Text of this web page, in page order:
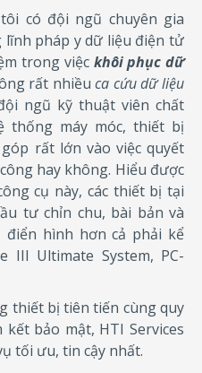
có đội ngũ chuyên gia
pháp y dữ liệu điện tử
trong việc khôi phục dữ
rất nhiềuca cứu dữ liệu
ngũ kỹ thuật viên chất
máy móc, thiết bị
rất lớn vào việc quyết
hay không. Hiểu được
cụ này, các thiết bị tại
tư chỉn chu, bài bản và
hình hơn cả phải kể
III Ultimate System, PC-
thiết bị tiên tiến cùng quy
bảo mật, HTI Services
tối ưu, tin cậy nhất.